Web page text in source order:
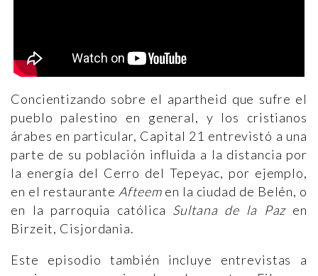
Concientizando sobre el apartheid que sufre el
pueblo palestino en general, y los cristianos
árabes en particular, Capital 21 entrevistó a una
parte de su población influida a la distancia por
la energía del Cerro del Tepeyac, por ejemplo,
en el restaurante Afteemen la ciudad de Belén, o
en la parroquia católica Sultana de la Paz en
Birzeit, Cisjordania.
Este episodio también incluye entrevistas a